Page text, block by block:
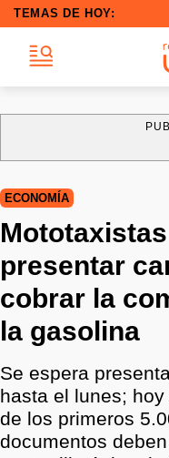
TEMAS DE HOY:
ECONOMÍA
presentar
cobrar la
la gasolina
Se espera
hasta el lunes;
de los primeros
documentos